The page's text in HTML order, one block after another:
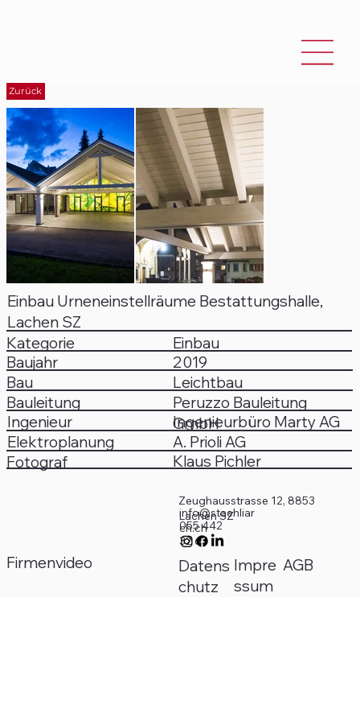
Zurück
Einbau Urneneinstellräume Bestattungshalle,
Lachen SZ
Kategorie
Baujahr
Einbau
Bau
2019
Leichtbau
Bauleitung
Ingenieur
Elektroplanung
Ingenieurbüro Marty AG
Peruzzo Bauleitung
GmbH
Fotograf
A. Prioli AG
Klaus Pichler
Zeughausstrasse 12, 8853
Lachen SZ
info@staehliar
ch.ch
055 442
32 63
Datens
chutz
Impre
ssum
AGB
Firmenvideo